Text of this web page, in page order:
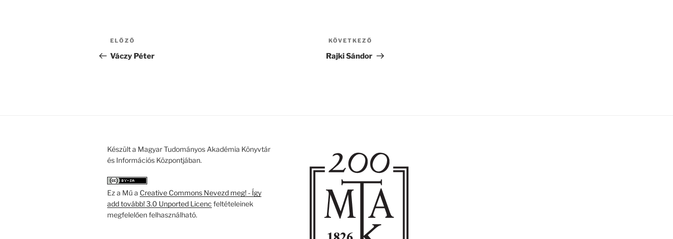
Bejegyzés
navigáció
Korábbi
bejegyzés
ELŐZŐ
Váczy Péter
bejegyzés
KÖVETKEZŐ
Rajki Sándor
Készült a Magyar Tudományos Akadémia Könyvtár
és Információs Központjában.
Ez a Mű a Creative Commons Nevezd meg! - Így
add tovább! 3.0 Unported Licenc feltételeinek
megfelelően felhasználható.